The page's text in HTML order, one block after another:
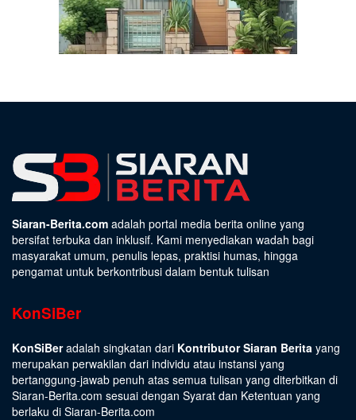
Siaran-Berita.com adalah portal media berita online yang
bersifat terbuka dan inklusif. Kami menyediakan wadah bagi
masyarakat umum, penulis lepas, praktisi humas, hingga
pengamat untuk berkontribusi dalam bentuk tulisan
KonSiBer
KonSiBeradalah singkatan dari Kontributor Siaran Berita yang
merupakan perwakilan dari individu atau instansi yang
bertanggung-jawab penuh atas semua tulisan yang diterbitkan di
Siaran-Berita.com sesuai dengan Syarat dan Ketentuan yang
berlaku di Siaran-Berita.com